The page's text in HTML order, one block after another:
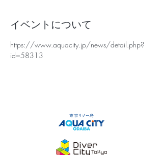
イベントについて
https://www.aquacity.jp/news/detail.php?
id=58313